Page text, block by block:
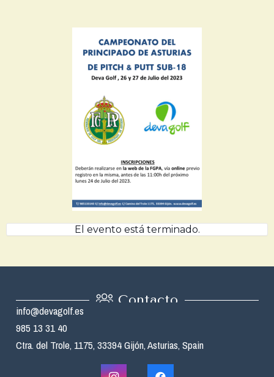
El evento está terminado.
Contacto
info@devagolf.es
985 13 31 40
Ctra. del Trole, 1175, 33394 Gijón, Asturias, Spain